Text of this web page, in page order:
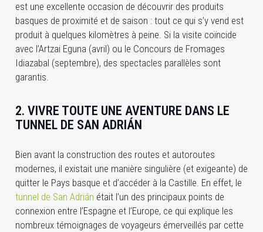
est une excellente occasion de découvrir des produits
basques de proximité et de saison : tout ce qui s’y vend est
produit à quelques kilomètres à peine. Si la visite coïncide
avec l’Artzai Eguna (avril) ou le Concours de Fromages
Idiazabal (septembre), des spectacles parallèles sont
garantis.
2. VIVRE TOUTE UNE AVENTURE DANS LE
TUNNEL DE SAN ADRIÁN
Bien avant la construction des routes et autoroutes
modernes, il existait une manière singulière (et exigeante) de
quitter le Pays basque et d’accéder à la Castille. En effet, le
tunnel de San Adrián était l’un des principaux points de
connexion entre l’Espagne et l’Europe, ce qui explique les
nombreux témoignages de voyageurs émerveillés par cette